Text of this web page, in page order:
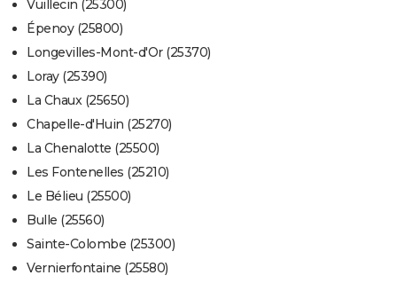
Vuillecin (25300)
Épenoy (25800)
Longevilles-Mont-d'Or (25370)
Loray (25390)
La Chaux (25650)
Chapelle-d'Huin (25270)
La Chenalotte (25500)
Les Fontenelles (25210)
Le Bélieu (25500)
Bulle (25560)
Sainte-Colombe (25300)
Vernierfontaine (25580)